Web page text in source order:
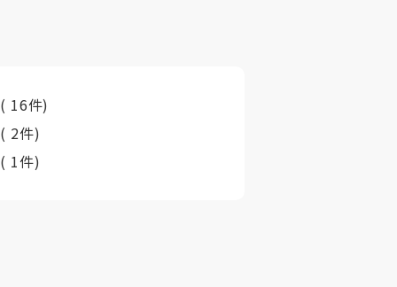
( 16件)
( 2件)
( 1件)